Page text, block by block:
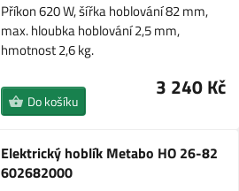
Příkon 620 W, šířka hoblování 82 mm,
max. hloubka hoblování 2,5 mm,
hmotnost 2,6 kg.
3 240 Kč
Do košíku
Elektrický hoblík Metabo HO 26-82
602682000